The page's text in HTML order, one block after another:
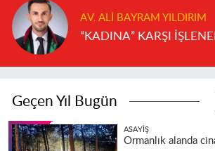
AV. ALI BAYRAM YILDIRIM
“KADINA” KARŞI
Geçen Yıl Bugün
ASAYIŞ
Ormanlık alanda